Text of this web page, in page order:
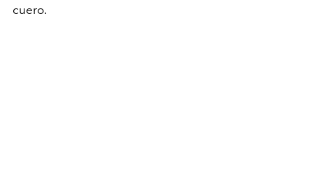
cuero.